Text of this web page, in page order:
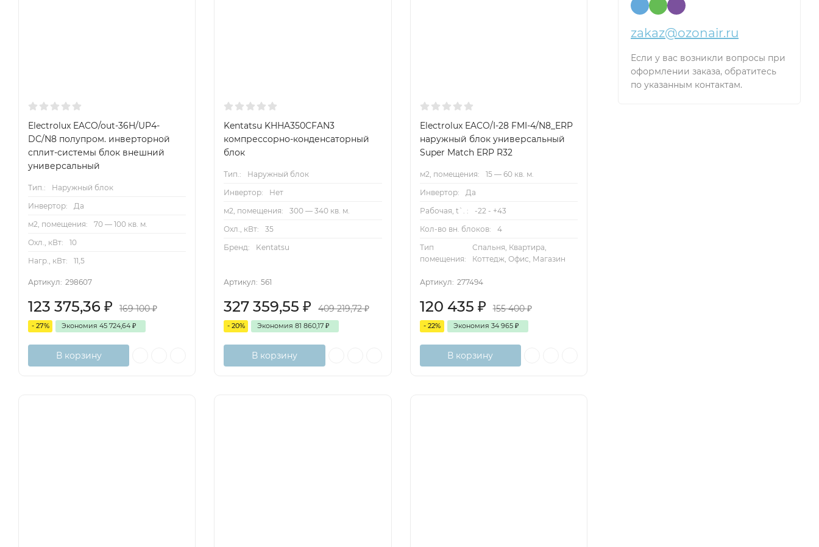
Electrolux EACO/out-36H/UP4-
DC/N8 полупром. инверторной
сплит-системы блок внешний
универсальный
Тип.:
Наружный блок
Инвертор:
Да
м2, помещения:
70 — 100 кв. м.
Охл., кВт:
10
Нагр., кВт:
11,5
Артикул: 298607
123 375,36 ₽ 169 100₽
- 27% Экономия 45 724,64 ₽
В корзину
Kentatsu KHHA350CFAN3
компрессорно-конденсаторный
блок
Тип.:
Наружный блок
Инвертор:
Нет
м2, помещения:
300 — 340 кв. м.
Охл., кВт:
35
Бренд:
Kentatsu
Артикул: 561
327 359,55₽ 409 219,72₽
- 20% Экономия81 860,17₽
В корзину
Electrolux EACO/I-28 FMI-4/N8_ERP
наружный блок универсальный
Super Match ERP R32
м2, помещения:
15 — 60 кв. м.
Инвертор:
Да
Рабочая, t`. :
-22 - +43
Кол-во вн. блоков:
4
Тип
помещения:
Спальня, Квартира,
Коттедж, Офис, Магазин
Артикул: 277494
120 435 ₽ 155 400₽
- 22% Экономия 34 965 ₽
В корзину
zakaz@ozonair.ru
Если у вас возникли вопросы при
оформлении заказа, обратитесь
по указанным контактам.